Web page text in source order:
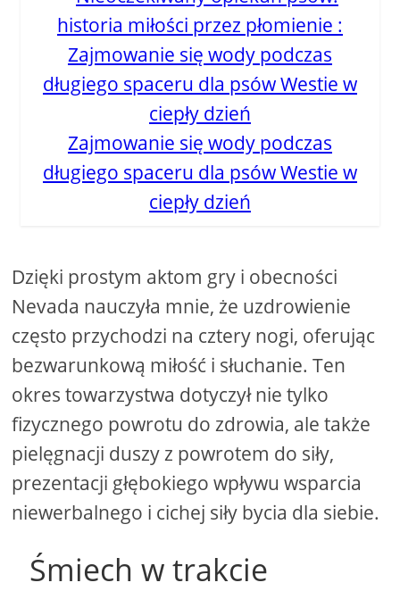
Zajmowanie się wody podczas
długiego spaceru dla psów Westie w
ciepły dzień
Dzięki prostym aktom gry i obecności
Nevada nauczyła mnie, że uzdrowienie
często przychodzi na cztery nogi, oferując
bezwarunkową miłość i słuchanie. Ten
okres towarzystwa dotyczył nie tylko
fizycznego powrotu do zdrowia, ale także
pielęgnacji duszy z powrotem do siły,
prezentacji głębokiego wpływu wsparcia
niewerbalnego i cichej siły bycia dla siebie.
Śmiech w trakcie